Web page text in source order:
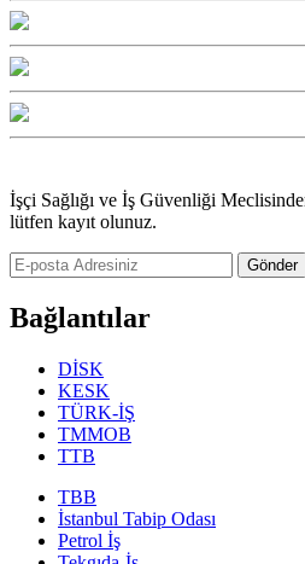
İşçi Sağlığı ve İş Güvenliği
lütfen kayıt olunuz.
Gönder
Bağlantılar
DİSK
KESK
TÜRK-İŞ
TMMOB
TTB
TBB
İstanbul Tabip Odası
Petrol İş